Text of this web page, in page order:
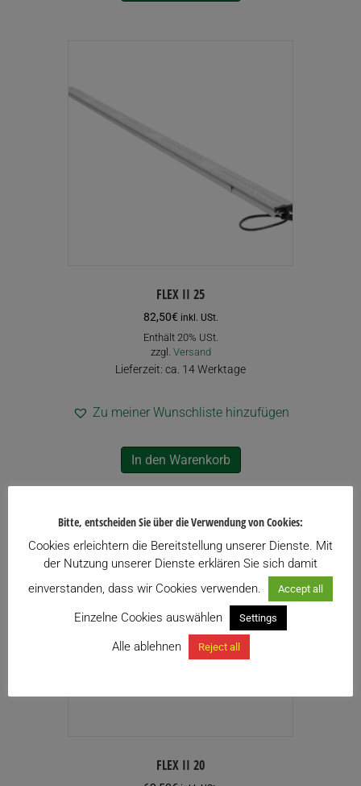
FLEX II 25
82,50€ inkl. USt.
Enthält 20% USt.
zzgl. Versand
Lieferzeit: ca. 14 Werktage
Zu meiner Wunschliste hinzufügen
In den Warenkorb
FLEX II 20
Bitte, entscheiden Sie über die Verwendung von Cookies:
Cookies erleichtern die Bereitstellung unserer Dienste. Mit
der Nutzung unserer Dienste erklären Sie sich damit
einverstanden, dass wir Cookies verwenden.
Accept all
Einzelne Cookies auswählen Settings
Alle ablehnen Reject all